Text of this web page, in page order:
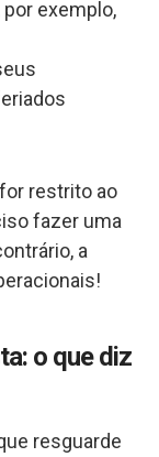
exemplo,
restrito ao
fazer uma
a
o que diz
resguarde